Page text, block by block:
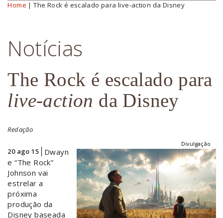
Você está aqui
Home | The Rock é escalado para live-action da Disney
Notícias
The Rock é escalado para
live-action da Disney
Redação
20 ago 15
Divulgação
Dwayn
e “The Rock”
Johnson vai
estrelar a
próxima
produção da
Disney baseada